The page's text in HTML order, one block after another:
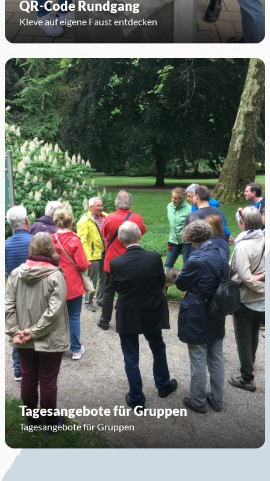
QR-Code Rundgang
Kleve auf eigene Faust entdecken
Tagesangebote für Gruppen
Tagesangebote für Gruppen